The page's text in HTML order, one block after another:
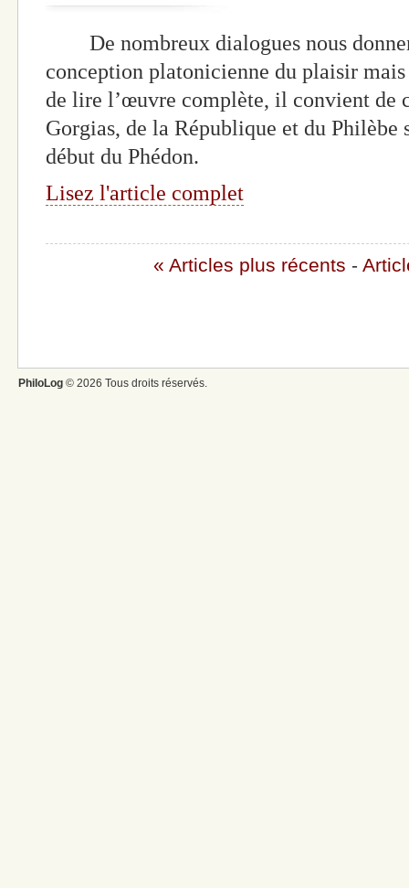
De nombreux dialogues nous
conception platonicienne du plaisir
de lire l’œuvre complète, il convient de
Gorgias, de la République et du Philèbe
début du Phédon.
Lisez l'article complet
« Articles plus récents -
PhiloLog © 2026 Tous droits réservés.